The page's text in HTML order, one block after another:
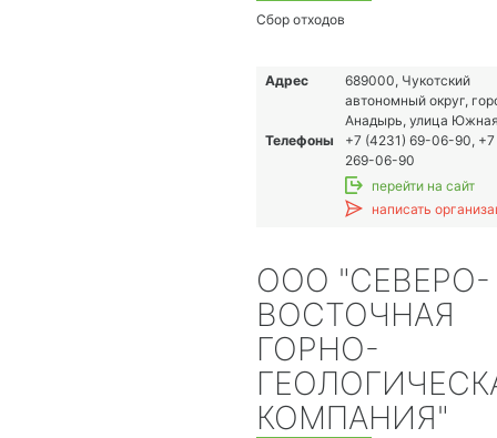
Сбор отходов
Адрес
689000, Чукотский
автономный округ,
Анадырь, улица
Телефоны
+7 (4231) 69-06-90,
269-06-90
перейти на сайт
написать
ООО "СЕВЕРО-
ВОСТОЧНАЯ
ГОРНО-
КОМПАНИЯ"